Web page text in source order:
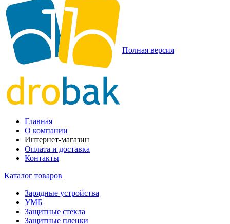
Полная версия
Главная
О компании
Интернет-магазин
Оплата и доставка
Контакты
Каталог товаров
Зарядные устройства
УМБ
Защитные стекла
Защитные пленки